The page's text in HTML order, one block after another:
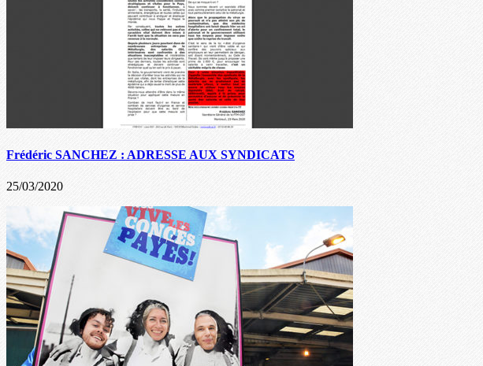
Frédéric SANCHEZ : ADRESSE AUX SYNDICATS
25/03/2020